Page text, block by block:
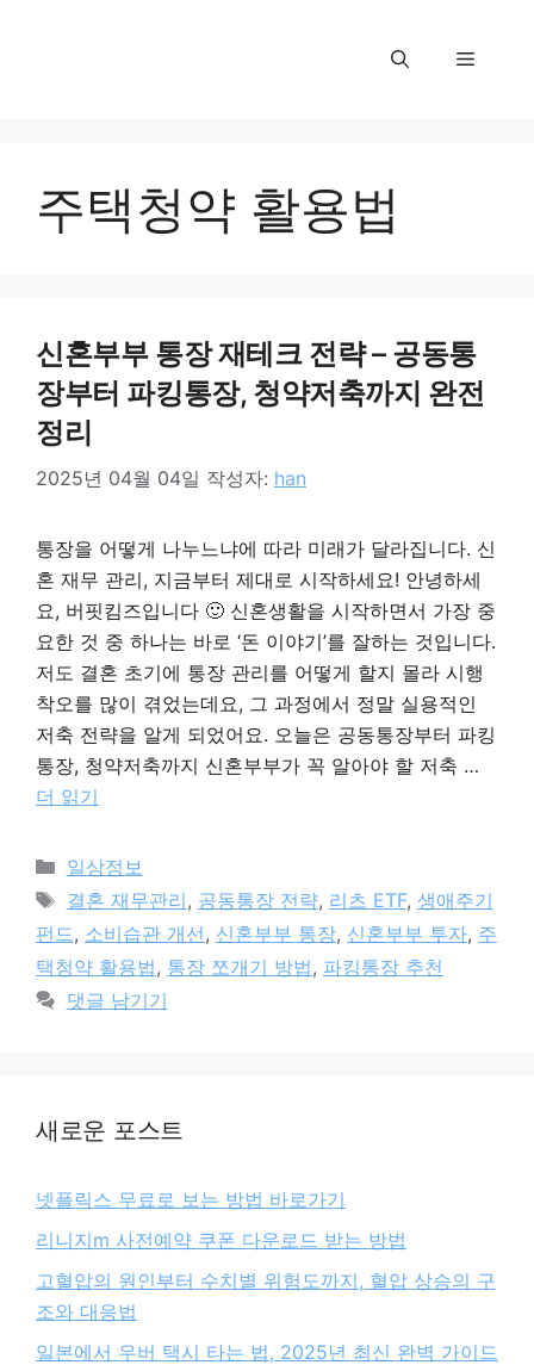
메
주택청약 활용법
신혼부부 통장 재테크 전략 – 공동통
장부터 파킹통장, 청약저축까지 완전
정리
2025년 04월 04일 작성자: han
통장을 어떻게 나누느냐에 따라 미래가 달라집니다. 신
혼 재무 관리, 지금부터 제대로 시작하세요! 안녕하세
요, 버핏킴즈입니다 🙂 신혼생활을 시작하면서 가장 중
요한 것 중 하나는 바로 ‘돈 이야기’를 잘하는 것입니다.
저도 결혼 초기에 통장 관리를 어떻게 할지 몰라 시행
착오를 많이 겪었는데요, 그 과정에서 정말 실용적인
저축 전략을 알게 되었어요. 오늘은 공동통장부터 파킹
통장, 청약저축까지 신혼부부가 꼭 알아야 할 저축 …
더 읽기
카
테
리
일상정보
태
그
결혼 재무관리, 공동통장 전략, 리츠 ETF, 생애주기
펀드, 소비습관 개선, 신혼부부 통장, 신혼부부 투자, 주
택청약 활용법, 통장 쪼개기 방법, 파킹통장 추천
댓글 남기기
새로운 포스트
넷플릭스 무료로 보는 방법 바로가기
리니지m 사전예약 쿠폰 다운로드 받는 방법
고혈압의 원인부터 수치별 위험도까지, 혈압 상승의 구
조와 대응법
일본에서 우버 택시 타는 법, 2025년 최신 완벽 가이드